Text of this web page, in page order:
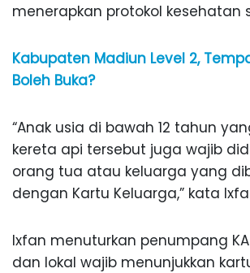
menerapkan protokol kesehatan
Kabupaten Madiun Level 2,
Boleh Buka?
“Anak usia di bawah 12 tahun
kereta api tersebut juga wajib
orang tua atau keluarga yang
dengan Kartu Keluarga,” kata
Ixfan menuturkan penumpang
dan lokal wajib menunjukkan